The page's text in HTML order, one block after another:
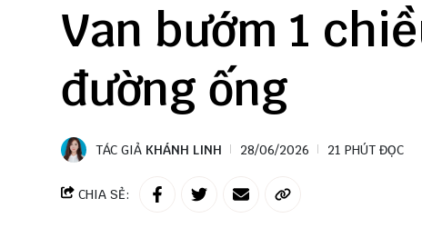
Van bướm 1
đường ống
TÁC GIẢ KHÁNH LINH 28/06/2026 21 PHÚT ĐỌC
CHIA SẺ: